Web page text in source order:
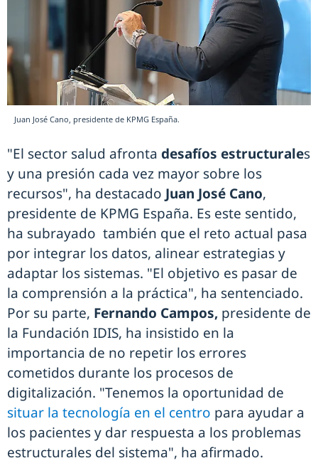
Juan José Cano, presidente de KPMG España.
"El sector salud afronta desafíos estructurales
y una presión cada vez mayor sobre los
recursos", ha destacado Juan José Cano,
presidente de KPMG España. Es este sentido,
ha subrayado también que el reto actual pasa
por integrar los datos, alinear estrategias y
adaptar los sistemas. "El objetivo es pasar de
la comprensión a la práctica", ha sentenciado.
Por su parte, Fernando Campos, presidente de
la Fundación IDIS, ha insistido en la
importancia de no repetir los errores
cometidos durante los procesos de
digitalización. "Tenemos la oportunidad de
situar la tecnología en el centro para ayudar a
los pacientes y dar respuesta a los problemas
estructurales del sistema", ha afirmado.